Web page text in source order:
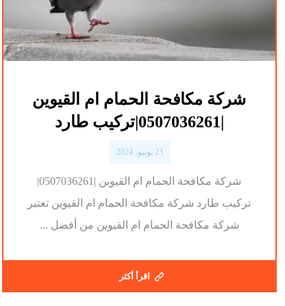
شركة مكافحة الحمام ام القيوين
23 يونيو، 2024
شركة مكافحة الحمام ام القيوين |0507036261|
تركيب طارد شركة مكافحة الحمام ام القيوين تعتبر
شركة مكافحة الحمام ام القيوين من أفضل ...
اقرأ أكثر